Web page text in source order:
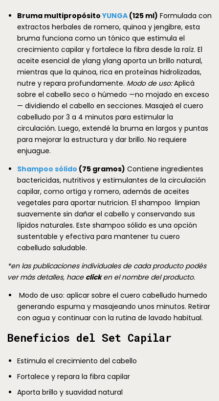
Bruma multipropósitoYUNGA (125 ml) Formulada con
extractos herbales de romero, quinoa y jengibre, esta
bruma funciona como un tónico que estimula el
crecimiento capilar y fortalece la fibra desde la raíz. El
aceite esencial de ylang ylang aporta un brillo natural,
mientras que la quinoa, rica en proteínas hidrolizadas,
nutre y repara profundamente. Modo de uso:Aplicá
sobre el cabello seco o húmedo —no mojado en exceso
— dividiendo el cabello en secciones. Masajeá el cuero
cabelludo por 3 a 4 minutos para estimular la
circulación. Luego, extendé la bruma en largos y puntas
para mejorar la estructura y dar brillo. No requiere
enjuague.
Shampoo sólido (75 gramos) Contiene ingredientes
bactericidas, nutritivos y estimulantes de la circulación
capilar, como ortiga y romero, además de aceites
vegetales para aportar nutricion. El shampoo limpian
suavemente sin dañar el cabello y conservando sus
lípidos naturales. Este shampoo sólido es una opción
sustentable y efectiva para mantener tu cuero
cabelludo saludable.
*en las publicaciones individuales de cada producto podés
ver más detalles, hace clicken el nombre del producto.
Modo de uso: aplicar sobre el cuero cabelludo humedo
generando espuma y masajeando unos minutos. Retirar
con agua y continuar con la rutina de lavado habitual.
Beneficios del Set Capilar
Estimula el crecimiento del cabello
Fortalece y repara la fibra capilar
Aporta brillo y suavidad natural